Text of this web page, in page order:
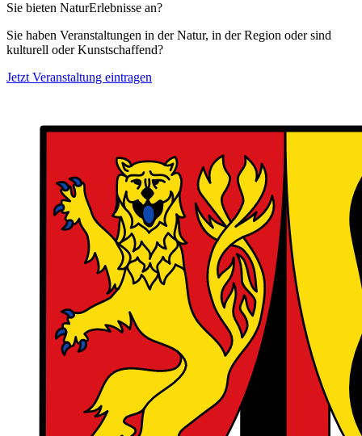
Sie bieten NaturErlebnisse an?
Sie haben Veranstaltungen in der Natur, in der Region oder sind
kulturell oder Kunstschaffend?
Jetzt Veranstaltung eintragen